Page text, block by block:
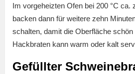
Im vorgeheizten Ofen bei 200 °C ca.
backen dann für weitere zehn
schalten, damit die Oberfläche
Hackbraten kann warm oder kalt
Gefüllter